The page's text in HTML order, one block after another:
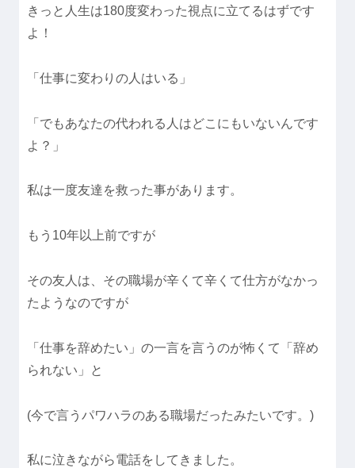
きっと人生は180度変わった視点に立てるはずです
よ！
「仕事に変わりの人はいる」
「でもあなたの代われる人はどこにもいないんです
よ？」
私は一度友達を救った事があります。
もう10年以上前ですが
その友人は、その職場が辛くて辛くて仕方がなかっ
たようなのですが
「仕事を辞めたい」の一言を言うのが怖くて「辞め
られない」と
(今で言うパワハラのある職場だったみたいです。)
私に泣きながら電話をしてきました。